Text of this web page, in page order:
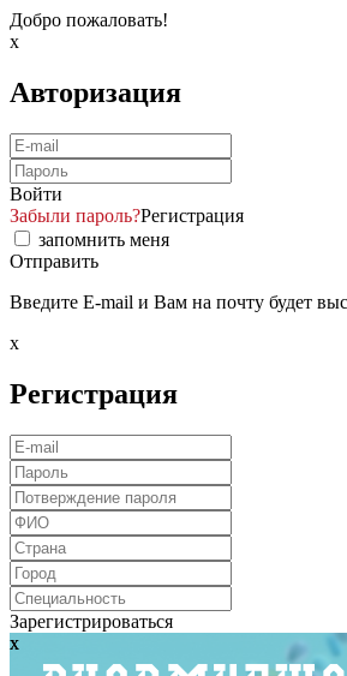
Добро пожаловать!
x
Авторизация
Войти
Забыли пароль?Регистрация
запомнить меня
Отправить
Введите E-mail и Вам на почту будет
x
Регистрация
Зарегистрироваться
x
x